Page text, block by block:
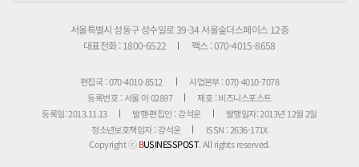
서울특별시 성동구 성수일로 39-34 서울숲더스페이스 12층
대표전화 : 1800-6522
팩스 : 070-4015-8658
편집국 : 070-4010-8512
사업본부 : 070-4010-7078
등록번호 : 서울 아 02897
제호 : 비즈니스포스트
등록일: 2013.11.13
발행·편집인 : 강석운
발행일자: 2013년 12월 2일
청소년보호책임자 : 강석운
ISSN : 2636-171X
Copyright ⓒBUSINESSPOST. All rights reserved.